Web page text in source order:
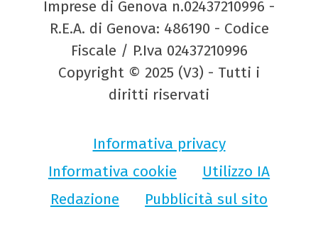
Imprese di Genova n.02437210996 -
R.E.A. di Genova: 486190 - Codice
Fiscale / P.Iva 02437210996
Copyright © 2025 (V3) - Tutti i
diritti riservati
Informativa privacy
Informativa cookie
Utilizzo IA
Redazione
Pubblicità sul sito